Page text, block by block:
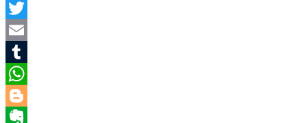
Facebook
Twitter
Email
Tumblr
WhatsApp
Blogger